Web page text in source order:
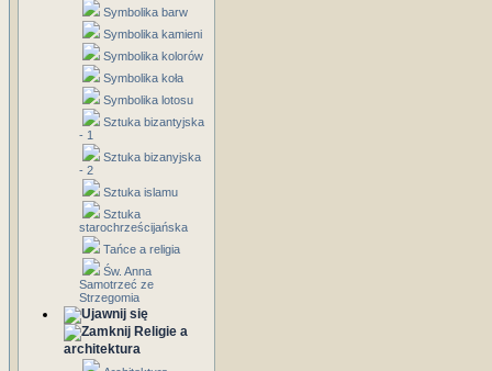
Symbolika barw
Symbolika kamieni
Symbolika kolorów
Symbolika koła
Symbolika lotosu
Sztuka bizantyjska
- 1
Sztuka bizanyjska
- 2
Sztuka islamu
Sztuka
starochrześcijańska
Tańce a religia
Św. Anna
Samotrzeć ze
Strzegomia
Religie a
architektura